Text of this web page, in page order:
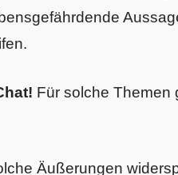
Für solche Themen
Äußerungen